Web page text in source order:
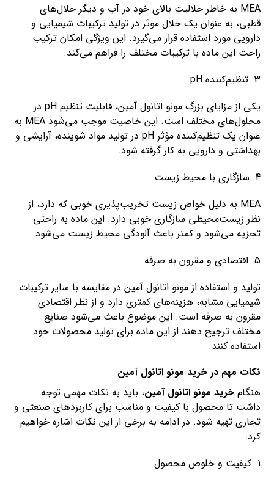
MEA به خاطر حلالیت بالای خود در آب و دیگر حلال‌های
قطبی، به عنوان یک حلال موثر در تولید ترکیبات شیمیایی و
دارویی مورد استفاده قرار می‌گیرد. این ویژگی امکان ترکیب
راحت این ماده با ترکیبات مختلف را فراهم می‌کند.
3. تنظیم‌کننده pH
یکی از مزایای بزرگ مونو اتانول آمین، قابلیت تنظیم pH در
محلول‌های مختلف است. این خاصیت موجب می‌شود MEA به
عنوان یک تنظیم‌کننده مؤثر pH در تولید مواد شوینده، آرایشی و
بهداشتی و دارویی به کار گرفته شود.
4. سازگاری با محیط زیست
MEA به دلیل خواص زیست تخریب‌پذیری خوبی که دارد، از
نظر زیست‌محیطی سازگاری خوبی دارد. این ماده به راحتی
تجزیه می‌شود و کمتر باعث آلودگی محیط زیست می‌شود.
5. اقتصادی و مقرون به صرفه
تولید و استفاده از مونو اتانول آمین در مقایسه با سایر ترکیبات
شیمیایی مشابه، هزینه‌های کمتری دارد و از نظر اقتصادی
مقرون به صرفه است. این موضوع باعث می‌شود صنایع
مختلف ترجیح دهند از این ماده برای تولید محصولات خود
استفاده کنند.
نکات مهم در خرید مونو اتانول آمین
هنگامخرید مونو اتانول آمین، باید به نکات مهمی توجه
داشت تا محصول با کیفیت و مناسب برای کاربردهای صنعتی و
تجاری تهیه شود. در ادامه به برخی از این نکات اشاره خواهیم
کرد:
1. کیفیت و خلوص محصول